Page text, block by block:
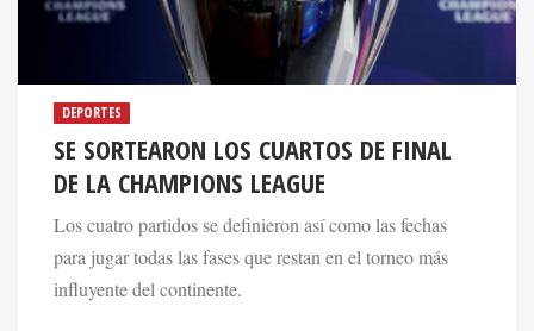
DEPORTES
SE SORTEARON LOS CUARTOS DE FINAL
DE LA CHAMPIONS LEAGUE
Los cuatro partidos se definieron así como las fechas
para jugar todas las fases que restan en el torneo más
influyente del continente.